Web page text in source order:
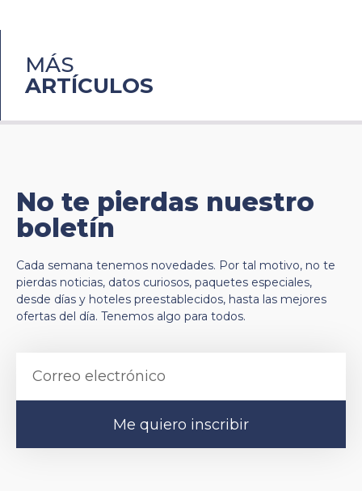
MÁS
ARTÍCULOS
No te pierdas nuestro
boletín
Cada semana tenemos novedades. Por tal motivo, no te
pierdas noticias, datos curiosos, paquetes especiales,
desde días y hoteles preestablecidos, hasta las mejores
ofertas del día. Tenemos algo para todos.
Me quiero inscribir